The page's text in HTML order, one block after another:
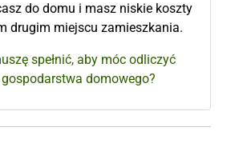
do domu i masz niskie koszty
drugim miejscu zamieszkania.
spełnić, aby móc odliczyć
domowego?